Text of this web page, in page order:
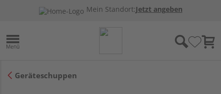
Mein Standort:Jetzt angeben
Geräteschuppen